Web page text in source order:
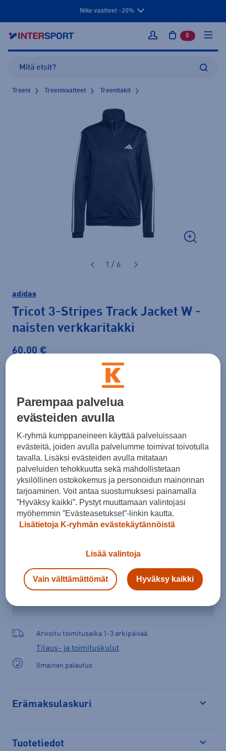
Nike vaatteet -20%
Kirjaudu sisään
0 tuotetta
Treeni Treenivaatteet Treenitakit
1 / 6
adidas
Tricot 3-Stripes Track Jacket W -
naisten verkkaritakki
60,00 €
XS XL
Kokotaulukko
Lisää ostoskoriin
Tarkista saatavuus ja tilaa myymälästä
Verkkokauppa: SaatavillaMyymälät:
Arvioitu toimitusaika 1-3 arkipäivää.
Tilaus- ja toimituskulut
Ilmainen palautus
Erämaksulaskuri
Tuotetiedot
Parempaa palvelua
evästeiden avulla
K-ryhmä kumppaneineen käyttää palveluissaan
evästeitä, joiden avulla palvelumme toimivat toivotulla
tavalla. Lisäksi evästeiden avulla mitataan
palveluiden tehokkuutta sekä mahdollistetaan
yksilöllinen ostokokemus ja personoidun mainonnan
tarjoaminen. Voit antaa suostumuksesi painamalla
”Hyväksy kaikki”. Pystyt muuttamaan valintojasi
myöhemmin ”Evästeasetukset”-linkin kautta.
Lisätietoja K-ryhmän evästekäytännöistä
Lisää valintoja
Vain välttämättömät Hyväksy kaikki